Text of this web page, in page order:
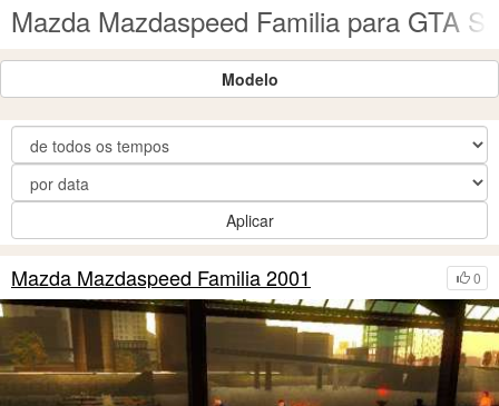
Mazda Mazdaspeed Familia para GTA
Modelo
Aplicar
0
Mazda Mazdaspeed Familia 2001